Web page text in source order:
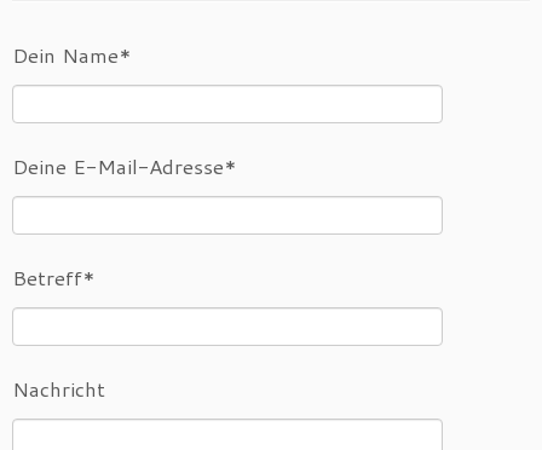
Dein Name*
Deine E-Mail-Adresse*
Betreff*
Nachricht